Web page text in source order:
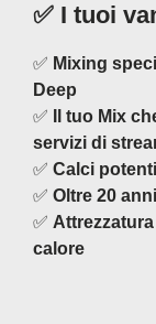
✅ I tuoi
✅ Mixing
Deep
✅
Il tuo Mix
servizi di
✅ Calci
✅ Oltre 20
✅
calore